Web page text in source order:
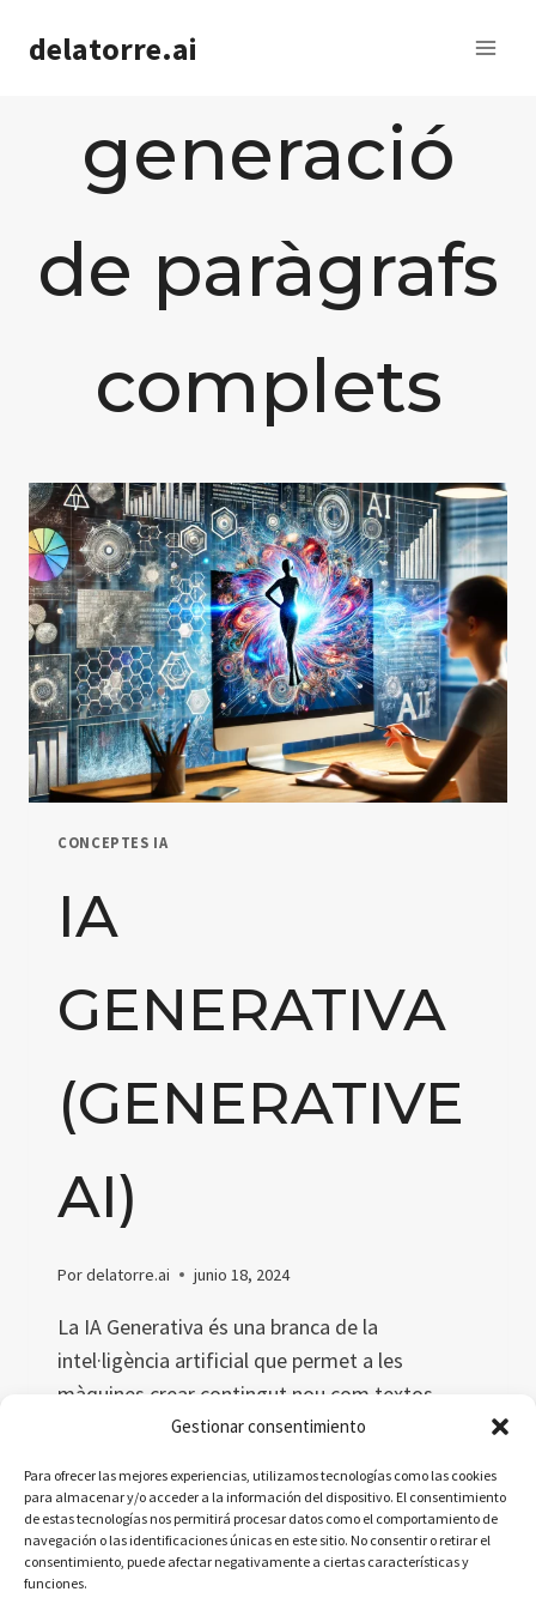
Gestionar consentimiento
Para ofrecer las mejores experiencias, utilizamos tecnologías como las cookies
para almacenar y/o acceder a la información del dispositivo. El consentimiento
de estas tecnologías nos permitirá procesar datos como el comportamiento de
navegación o las identificaciones únicas en este sitio. No consentir o retirar el
consentimiento, puede afectar negativamente a ciertas características y
funciones.
delatorre.ai
generació
de paràgrafs
complets
CONCEPTES IA
IA
GENERATIVA
(GENERATIVE
AI)
Pordelatorre.ai junio 18, 2024
La IA Generativa és una branca de la
intel·ligència artificial que permet a les
màquines crear contingut nou com textos,
imatges i música. Aquest article explora el
simplificades, metàfores i una dita catalana
relacionada.
LEER MÁS